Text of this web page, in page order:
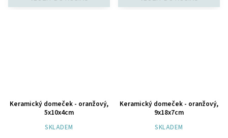
Keramický domeček - oranžový,
5x10x4cm
SKLADEM
Keramický domeček - oranžový,
9x18x7cm
SKLADEM